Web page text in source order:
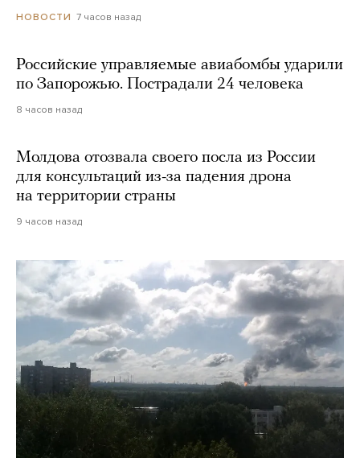
НОВОСТИ 7 часов назад
Российские управляемые авиабомбы ударили
по Запорожью. Пострадали 24 человека
8 часов назад
Молдова отозвала своего посла из России
для консультаций из-за падения дрона
на территории страны
9 часов назад